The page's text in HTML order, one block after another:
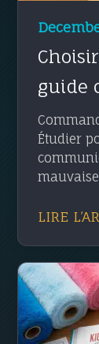
guide
Étudier
LIRE